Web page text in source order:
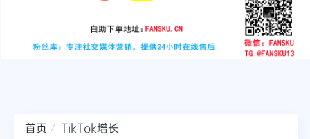
TikTok
YouTube
首页
TikTok增长